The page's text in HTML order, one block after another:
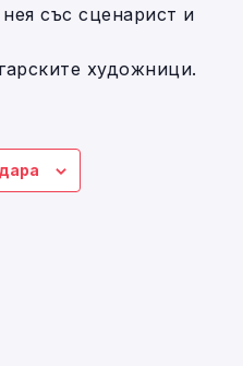
със сценарист и
художници.